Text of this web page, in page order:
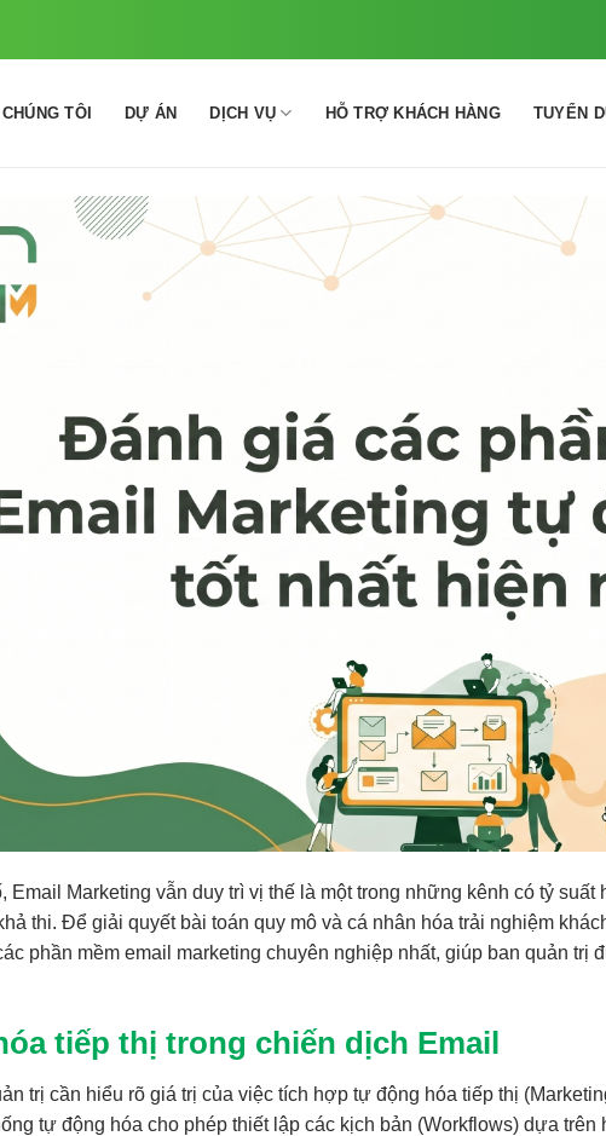
TÔI DỰ ÁN DỊCH VỤ HỖ TRỢ KHÁCH HÀNG TUYỂN
Marketing vẫn duy trì vị thế là một trong những kênh có tỷ
thi. Để giải quyết bài toán quy mô và cá nhân hóa trải nghiệm
phần mềm email marketing chuyên nghiệp nhất, giúp ban quản
tiếp thị trong chiến dịch Email
trị cần hiểu rõ giá trị của việc tích hợp tự động hóa tiếp thị
tự động hóa cho phép thiết lập các kịch bản (Workflows) dựa